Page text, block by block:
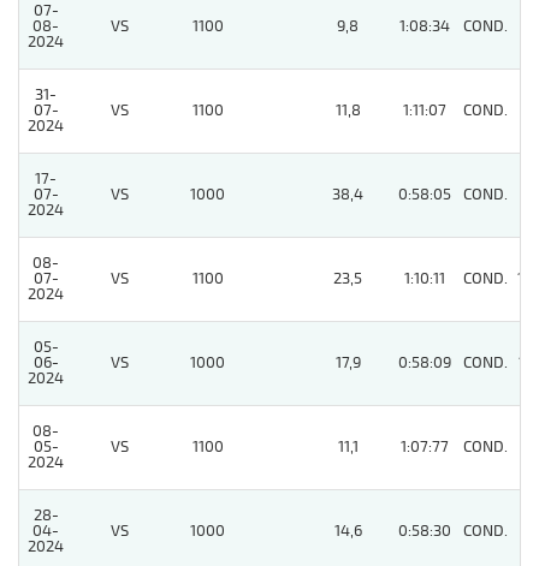
07-
08-
2024
VS 1100 9,8 1:08:34 COND.
31-
07-
2024
VS 1100 11,8 1:11:07 COND.
17-
07-
2024
VS 1000 38,4 0:58:05 COND.
08-
07-
2024
VS 1100 23,5 1:10:11 COND. 10
05-
06-
2024
VS 1000 17,9 0:58:09 COND. 12
08-
05-
2024
VS 1100 11,1 1:07:77 COND.
28-
04-
2024
VS 1000 14,6 0:58:30 COND.